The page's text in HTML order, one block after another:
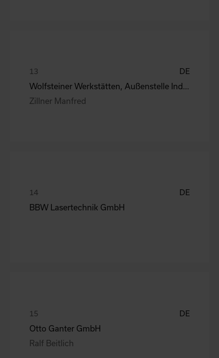
DE
Zillner Manfred
DE
BBW Lasertechnik GmbH
DE
Otto Ganter GmbH
Ralf Beitlich